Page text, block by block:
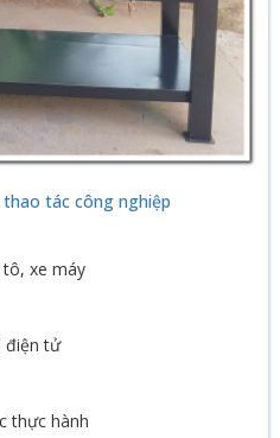
thao tác công nghiệp
xe máy
điện tử
thực hành